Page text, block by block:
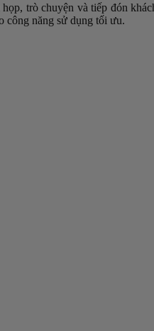
trò chuyện và tiếp đón
công năng sử dụng tối ưu.